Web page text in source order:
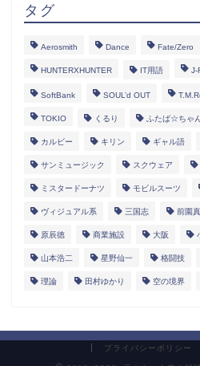
タグ
Aerosmith Dance Fate/Zero
HUNTERXHUNTER IT用語 J-
SoftBank SOUL’d OUT
TOKIO くるり ふたば☆ちゃ
カルビー キリン ギャル語
サンミュージック スクウェア
ミスタードーナツ モビルスーツ
ヴィジュアル系 三国志 前園
原辰徳 商業施設 大阪
山本浩二 星野仙一 格闘技
理論 田村ゆかり 空の境界
プライバシーポリシー